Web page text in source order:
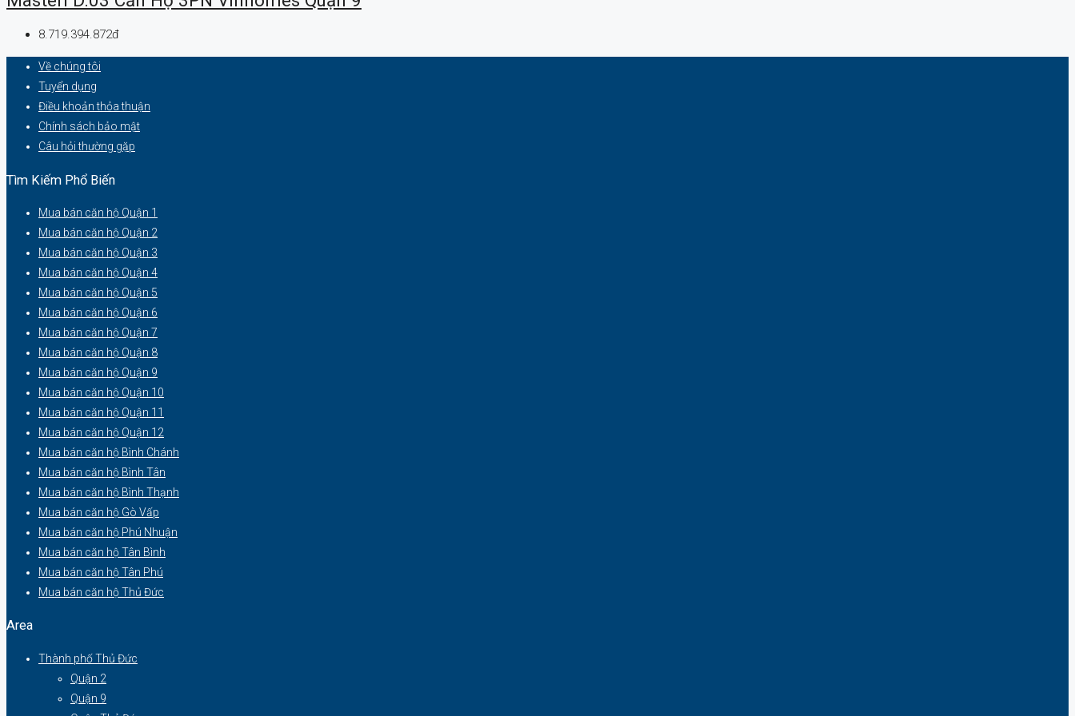
8.719.394.872đ
Về chúng tôi
Tuyển dụng
Điều khoản thỏa thuận
Chính sách bảo mật
Câu hỏi thường gặp
Tìm Kiếm Phổ Biến
Mua bán căn hộ Quận 1
Mua bán căn hộ Quận 2
Mua bán căn hộ Quận 3
Mua bán căn hộ Quận 4
Mua bán căn hộ Quận 5
Mua bán căn hộ Quận 6
Mua bán căn hộ Quận 7
Mua bán căn hộ Quận 8
Mua bán căn hộ Quận 9
Mua bán căn hộ Quận 10
Mua bán căn hộ Quận 11
Mua bán căn hộ Quận 12
Mua bán căn hộ Bình Chánh
Mua bán căn hộ Bình Tân
Mua bán căn hộ Bình Thạnh
Mua bán căn hộ Gò Vấp
Mua bán căn hộ Phú Nhuận
Mua bán căn hộ Tân Bình
Mua bán căn hộ Tân Phú
Mua bán căn hộ Thủ Đức
Area
Thành phố Thủ Đức
Quận 2
Quận 9